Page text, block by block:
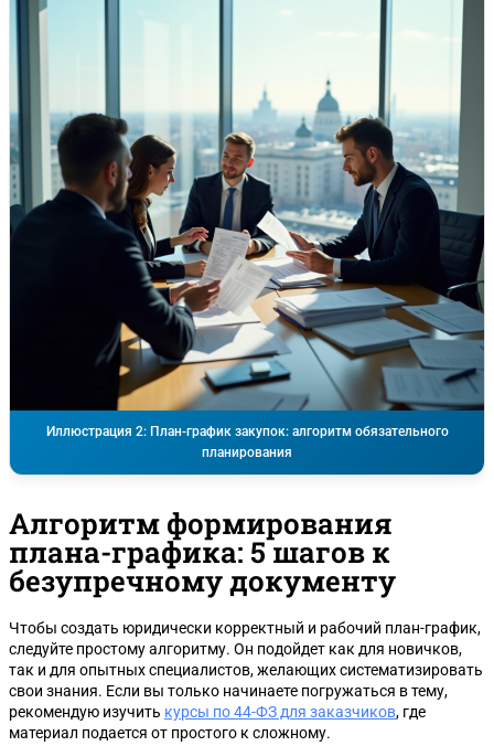
Иллюстрация 2: План-график закупок: алгоритм обязательного
планирования
Алгоритм формирования
плана-графика: 5 шагов к
безупречному документу
Чтобы создать юридически корректный и рабочий план-график,
следуйте простому алгоритму. Он подойдет как для новичков,
так и для опытных специалистов, желающих систематизировать
свои знания. Если вы только начинаете погружаться в тему,
рекомендую изучить курсы по 44-ФЗ для заказчиков, где
материал подается от простого к сложному.